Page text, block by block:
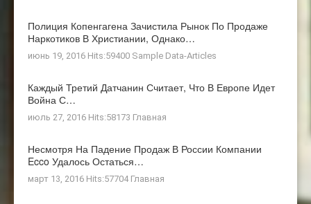
Полиция Копенгагена Зачистила Рынок По Продаже
Наркотиков В Христиании, Однако…
июнь 19, 2016 Hits:59400 Sample Data-Articles
Каждый Третий Датчанин Считает, Что В Европе Идет
Война С…
июль 27, 2016 Hits:58173 Главная
Несмотря На Падение Продаж В России Компании
Ecco Удалось Остаться…
март 13, 2016 Hits:57704 Главная